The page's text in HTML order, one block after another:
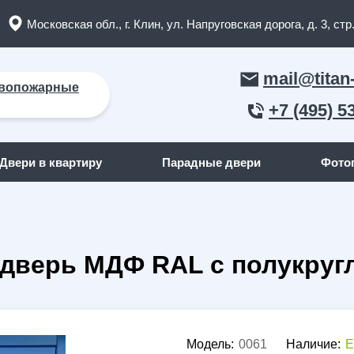
Московская обл., г. Клин, ул. Напруговская дорога, д. 3,
+7 (495)
двери (165)
двери
дачи
С отделкой МДФ
С отделкой массив дерева
С отделкой винилискожа
Двери в квартиру Парадные двери
МДФ RAL с
Модель: 0061 Наличие: